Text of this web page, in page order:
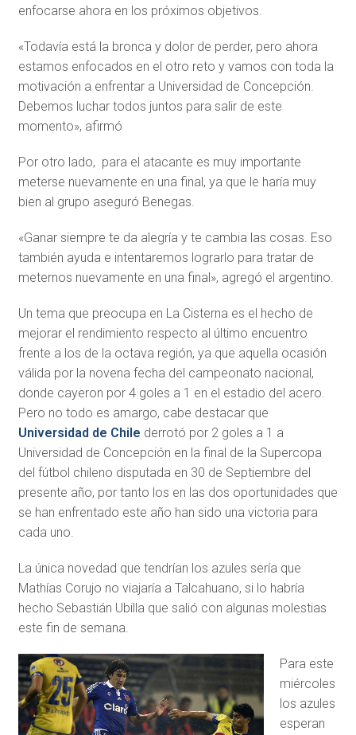
enfocarse ahora en los próximos objetivos.
«Todavía está la bronca y dolor de perder, pero ahora
estamos enfocados en el otro reto y vamos con toda la
motivación a enfrentar a Universidad de Concepción.
Debemos luchar todos juntos para salir de este
momento», afirmó
Por otro lado, para el atacante es muy importante
meterse nuevamente en una final, ya que le haría muy
bien al grupo aseguró Benegas.
«Ganar siempre te da alegría y te cambia las cosas. Eso
también ayuda e intentaremos lograrlo para tratar de
meternos nuevamente en una final», agregó el argentino.
Un tema que preocupa en La Cisterna es el hecho de
mejorar el rendimiento respecto al último encuentro
frente a los de la octava región, ya que aquella ocasión
válida por la novena fecha del campeonato nacional,
donde cayeron por 4 goles a 1 en el estadio del acero.
Pero no todo es amargo, cabe destacar que
Universidad de Chile derrotó por 2 goles a 1 a
Universidad de Concepción en la final de la Supercopa
del fútbol chileno disputada en 30 de Septiembre del
presente año, por tanto los en las dos oportunidades que
se han enfrentado este año han sido una victoria para
cada uno.
La única novedad que tendrían los azules sería que
Mathías Corujo no viajaría a Talcahuano, si lo habría
hecho Sebastián Ubilla que salió con algunas molestias
este fin de semana.
Para este
miércoles
los azules
esperan